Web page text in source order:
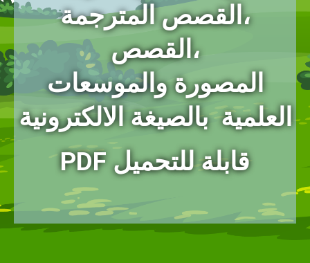
،القصص المترجمة
،القصص
المصورةوالموسعات
العلمية بالصيغة الالكترونية
PDF قابلة للتحميل